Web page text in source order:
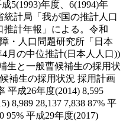
5(1993)年度、6(1994)年
統計局「我が国の推計人口
推計年報」による。令和
・人口問題研究所「日本
月の中位推計(日本人人口))
生と一般曹候補生の採用状
補生の採用状況 採用計画
平成26年度(2014) 8,595
8,989 28,137 7,838 87% 平
95% 平成29年度(2017)